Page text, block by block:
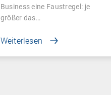
Business eine Faustregel: je
größer das…
Weiterlesen